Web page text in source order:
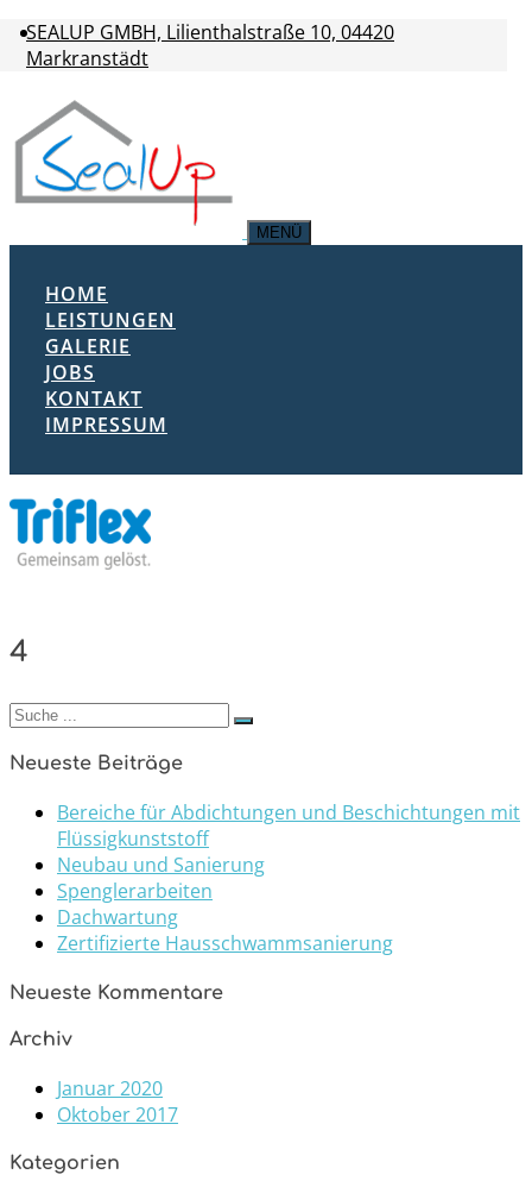
SEALUP GMBH, Lilienthalstraße 10, 04420
Markranstädt
MENÜ
HOME
LEISTUNGEN
GALERIE
JOBS
KONTAKT
IMPRESSUM
4
Suchen
Neueste Beiträge
Bereiche für Abdichtungen und Beschichtungen mit
Flüssigkunststoff
Neubau und Sanierung
Spenglerarbeiten
Dachwartung
Zertifizierte Hausschwammsanierung
Neueste Kommentare
Archiv
Januar 2020
Oktober 2017
Kategorien